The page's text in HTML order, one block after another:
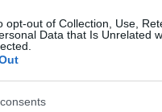
opt-out of Collection, Use,
Data that Is Unrelated